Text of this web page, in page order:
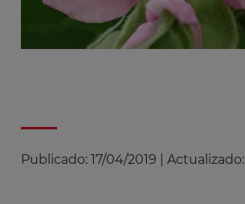
Publicado: 17/04/2019 Actualizado: